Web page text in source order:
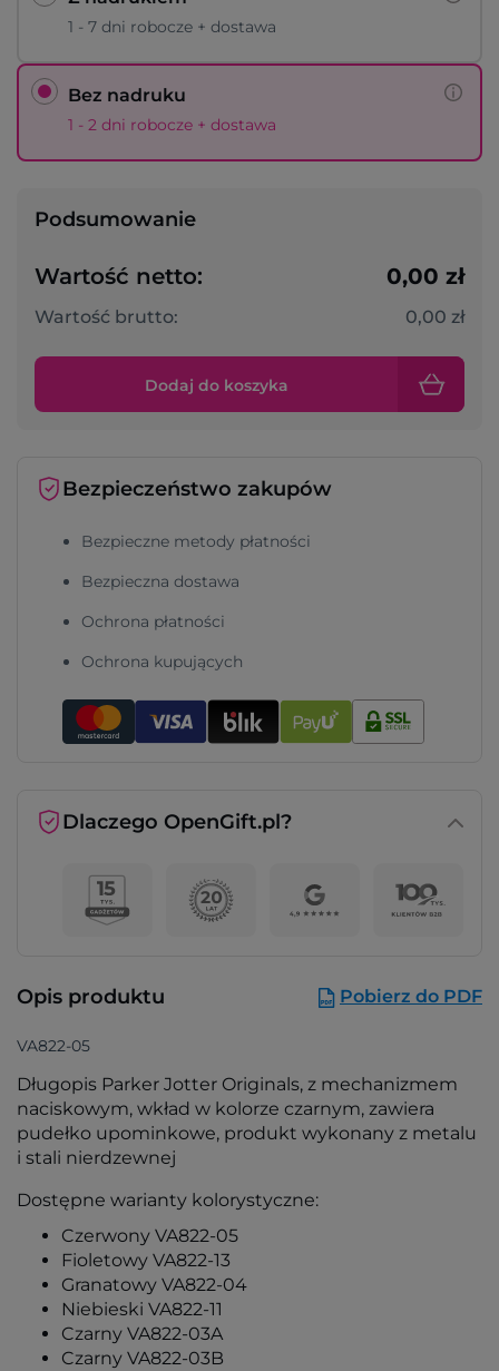
1 - 7 dni robocze + dostawa
Bez nadruku
1 - 2 dni robocze + dostawa
Podsumowanie
Wartość netto: 0,00 zł
Wartość brutto: 0,00 zł
Dodaj do koszyka
Bezpieczeństwo zakupów
Bezpieczne metody płatności
Bezpieczna dostawa
Ochrona płatności
Ochrona kupujących
Dlaczego OpenGift.pl?
Opis produktu Pobierz do PDF
VA822-05
Długopis Parker Jotter Originals, z mechanizmem
naciskowym, wkład w kolorze czarnym, zawiera
pudełko upominkowe, produkt wykonany z metalu
i stali nierdzewnej
Dostępne warianty kolorystyczne:
Czerwony VA822-05
Fioletowy VA822-13
Granatowy VA822-04
Niebieski VA822-11
Czarny VA822-03A
Czarny VA822-03B